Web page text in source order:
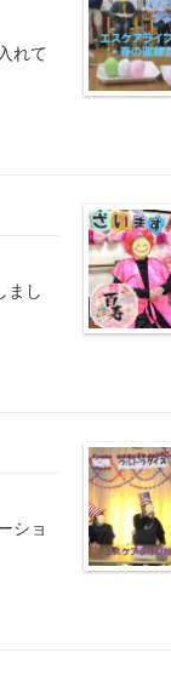
れて
まし
ショ